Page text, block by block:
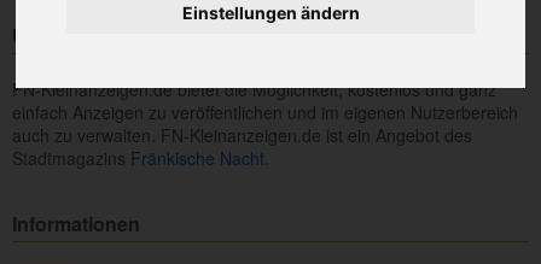
Einstellungen ändern
Über uns
FN-Kleinanzeigen.de bietet die Möglichkeit, kostenlos und ganz
einfach Anzeigen zu veröffentlichen und im eigenen Nutzerbereich
auch zu verwalten. FN-Kleinanzeigen.de ist ein Angebot des
Stadtmagazins Fränkische Nacht.
Informationen